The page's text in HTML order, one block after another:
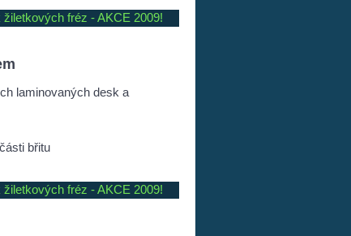
žiletkových fréz - AKCE 2009!
laminovaných desk a
břitu
žiletkových fréz - AKCE 2009!